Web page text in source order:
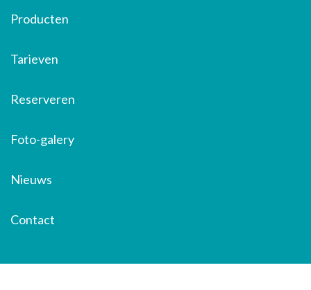
Producten
Tarieven
Reserveren
Foto-galery
Nieuws
Contact